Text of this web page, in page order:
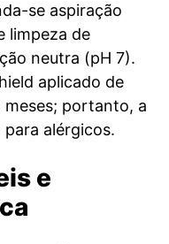
se aspiração
limpeza de
neutra (pH 7).
aplicado de
meses; portanto, a
para alérgicos.
e